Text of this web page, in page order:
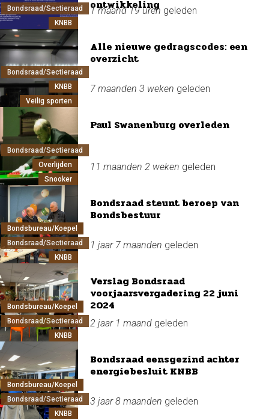
Bondsraad/Sectieraad
KNBB
ontwikkeling
1 maand 19 uren geleden
Bondsraad/Sectieraad
KNBB
Veilig sporten
Alle nieuwe gedragscodes: een
overzicht
7 maanden 3 weken geleden
Bondsraad/Sectieraad
Overlijden
Snooker
Paul Swanenburg overleden
11 maanden 2 weken geleden
Bondsbureau/Koepel
Bondsraad/Sectieraad
KNBB
Bondsraad steunt beroep van
Bondsbestuur
1 jaar 7 maanden geleden
Bondsbureau/Koepel
Bondsraad/Sectieraad
KNBB
Verslag Bondsraad
voorjaarsvergadering 22 juni
2024
2 jaar 1 maand geleden
Bondsbureau/Koepel
Bondsraad/Sectieraad
KNBB
Bondsraad eensgezind achter
energiebesluit KNBB
3 jaar 8 maanden geleden